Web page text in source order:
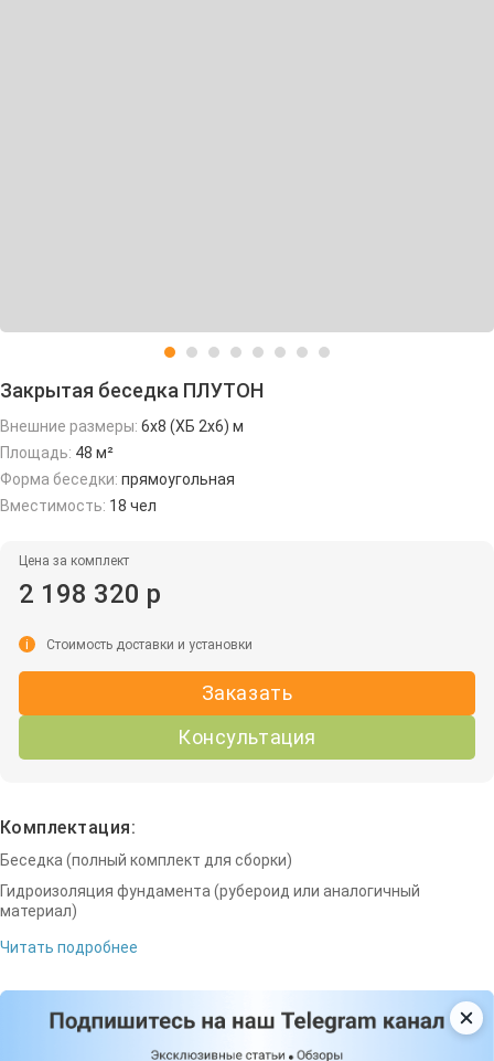
Закрытая беседка ПЛУТОН
Внешние размеры: 6х8 (ХБ 2х6) м
Площадь: 48 м²
Форма беседки: прямоугольная
Вместимость: 18 чел
Цена за комплект
2 198 320 р
Заказать
Консультация
i Стоимость доставки и установки
Комплектация:
Беседка (полный комплект для сборки)
Гидроизоляция фундамента (рубероид или аналогичный
материал)
Читать подробнее